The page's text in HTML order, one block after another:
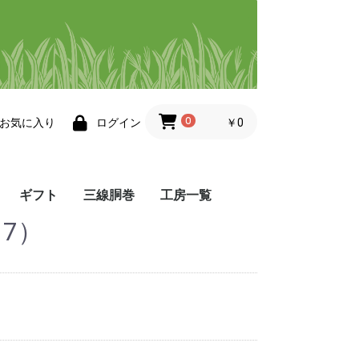
お気に入り ログイン 0 ￥0
物
ギフト 三線胴巻 工房一覧